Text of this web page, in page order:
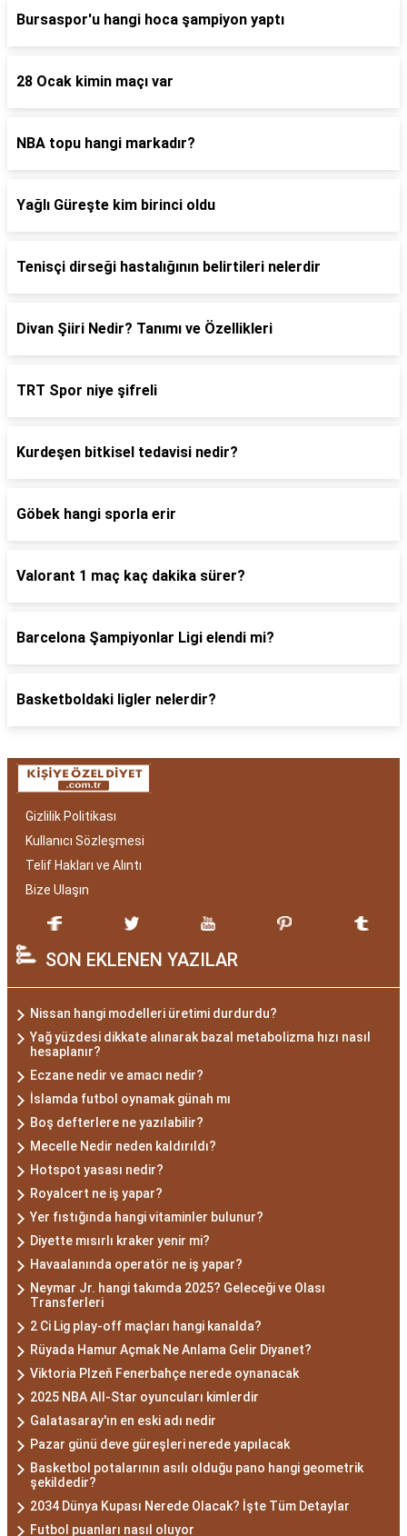
Bursaspor'u hangi hoca şampiyon yaptı
28 Ocak kimin maçı var
NBA topu hangi markadır?
Yağlı Güreşte kim birinci oldu
Tenisçi dirseği hastalığının belirtileri nelerdir
Divan Şiiri Nedir? Tanımı ve Özellikleri
TRT Spor niye şifreli
Kurdeşen bitkisel tedavisi nedir?
Göbek hangi sporla erir
Valorant 1 maç kaç dakika sürer?
Barcelona Şampiyonlar Ligi elendi mi?
Basketboldaki ligler nelerdir?
Gizlilik Politikası
Kullanıcı Sözleşmesi
Telif Hakları ve Alıntı
Bize Ulaşın
SON EKLENEN YAZILAR
Nissan hangi modelleri üretimi durdurdu?
Yağ yüzdesi dikkate alınarak bazal metabolizma hızı nasıl
hesaplanır?
Eczane nedir ve amacı nedir?
İslamda futbol oynamak günah mı
Boş defterlere ne yazılabilir?
Mecelle Nedir neden kaldırıldı?
Hotspot yasası nedir?
Royalcert ne iş yapar?
Yer fıstığında hangi vitaminler bulunur?
Diyette mısırlı kraker yenir mi?
Havaalanında operatör ne iş yapar?
Neymar Jr. hangi takımda 2025? Geleceği ve Olası
Transferleri
2 Ci Lig play-off maçları hangi kanalda?
Rüyada Hamur Açmak Ne Anlama Gelir Diyanet?
Viktoria Plzeň Fenerbahçe nerede oynanacak
2025 NBA All-Star oyuncuları kimlerdir
Galatasaray'ın en eski adı nedir
Pazar günü deve güreşleri nerede yapılacak
Basketbol potalarının asılı olduğu pano hangi geometrik
şekildedir?
2034 Dünya Kupası Nerede Olacak? İşte Tüm Detaylar
Futbol puanları nasıl oluyor